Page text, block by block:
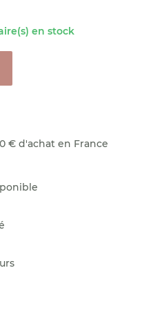
en stock
€ d'achat en France